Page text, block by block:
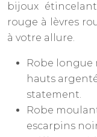
bijoux
rouge à lèvres
à votre allure.
Robe longue
hauts
statement.
Robe
escarpins